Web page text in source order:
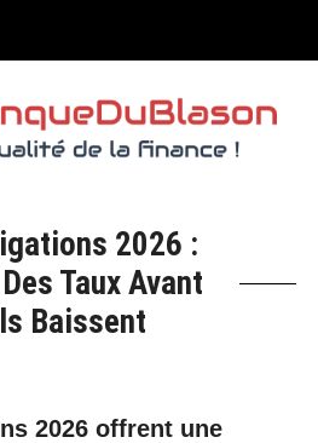
2026 :
Taux Avant
Baissent
2026 offrent une